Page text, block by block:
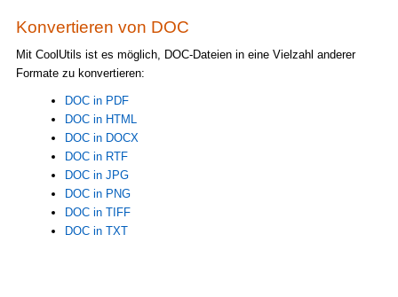
Konvertieren von DOC
Mit CoolUtils ist es möglich, DOC-Dateien in eine Vielzahl anderer
Formate zu konvertieren:
DOC in PDF
DOC in HTML
DOC in DOCX
DOC in RTF
DOC in JPG
DOC in PNG
DOC in TIFF
DOC in TXT